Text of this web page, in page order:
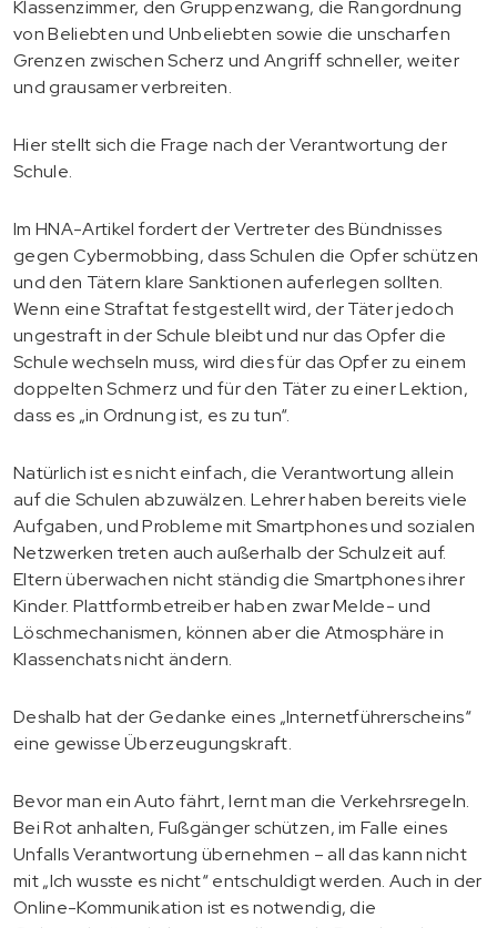
Klassenzimmer, den Gruppenzwang, die Rangordnung
von Beliebten und Unbeliebten sowie die unscharfen
Grenzen zwischen Scherz und Angriff schneller, weiter
und grausamer verbreiten.
Hier stellt sich die Frage nach der Verantwortung der
Schule.
Im HNA-Artikel fordert der Vertreter des Bündnisses
gegen Cybermobbing, dass Schulen die Opfer schützen
und den Tätern klare Sanktionen auferlegen sollten.
Wenn eine Straftat festgestellt wird, der Täter jedoch
ungestraft in der Schule bleibt und nur das Opfer die
Schule wechseln muss, wird dies für das Opfer zu einem
doppelten Schmerz und für den Täter zu einer Lektion,
dass es „in Ordnung ist, es zu tun“.
Natürlich ist es nicht einfach, die Verantwortung allein
auf die Schulen abzuwälzen. Lehrer haben bereits viele
Aufgaben, und Probleme mit Smartphones und sozialen
Netzwerken treten auch außerhalb der Schulzeit auf.
Eltern überwachen nicht ständig die Smartphones ihrer
Kinder. Plattformbetreiber haben zwar Melde- und
Löschmechanismen, können aber die Atmosphäre in
Klassenchats nicht ändern.
Deshalb hat der Gedanke eines „Internetführerscheins“
eine gewisse Überzeugungskraft.
Bevor man ein Auto fährt, lernt man die Verkehrsregeln.
Bei Rot anhalten, Fußgänger schützen, im Falle eines
Unfalls Verantwortung übernehmen – all das kann nicht
mit „Ich wusste es nicht“ entschuldigt werden. Auch in der
Online-Kommunikation ist es notwendig, die